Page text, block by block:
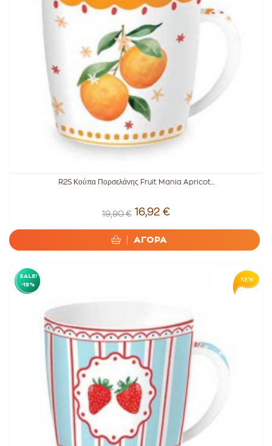
R2S Κούπα Πορσελάνης Fruit Mania Apricot...
19,90 € 16,92 €
ΑΓΟΡΑ
SALE!
-15%